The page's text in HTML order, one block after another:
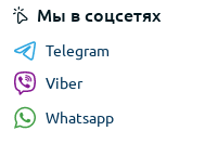
Мы в соцсетях
Telegram
Viber
Whatsapp